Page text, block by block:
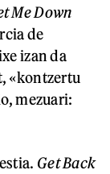
Me Down
de
izan da
«kontzertu
mezuari:
Get Back